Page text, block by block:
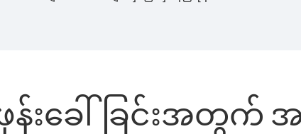
န်းခေါ်ခြင်းအတွက် အ